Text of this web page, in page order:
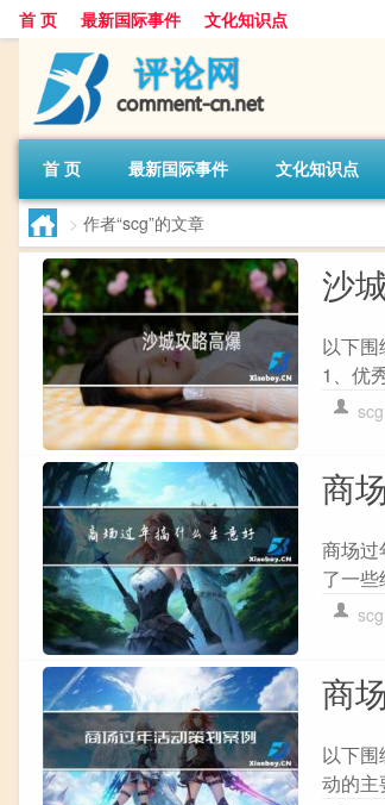
首 页 最新国际事件 文化知识点
首 页 最新国际事件 文化知识点
> 作者“scg”的文章
沙
以下
1、优
scg
商
商场过
了一
scg
商
以下
动的主